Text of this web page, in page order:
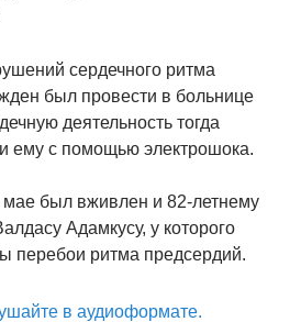
сердечного ритма
был провести в больнице
деятельность тогда
ему с помощью электрошока.
мае был вживлен и 82-летнему
Адамкусу, у которого
перебои ритма предсердий.
в аудиоформате.